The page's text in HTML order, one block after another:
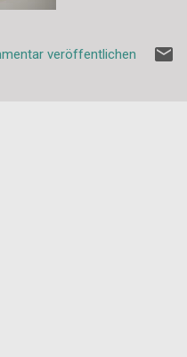
veröffentlichen